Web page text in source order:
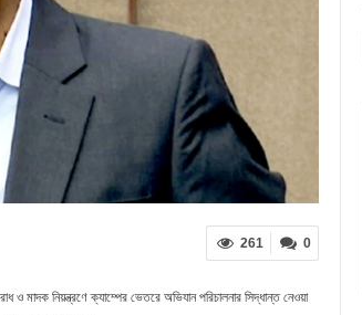
0
261
ও মাদক নিয়ন্ত্রণে ক্যাম্পের ভেতরে অভিযান পরিচালনার সিদ্ধান্ত নেওয়া